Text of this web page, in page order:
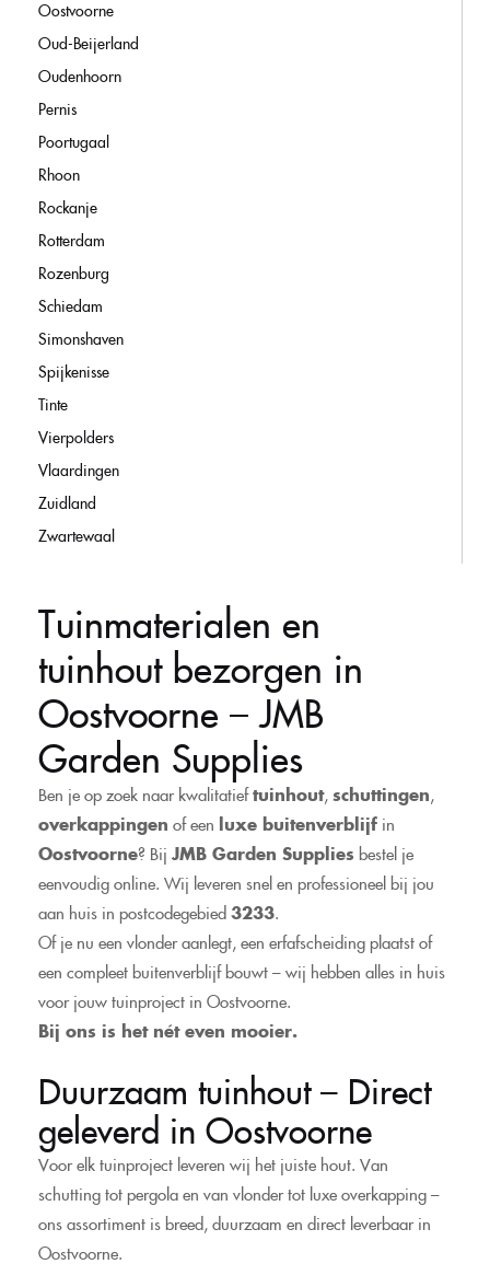
Oostvoorne
Oud-Beijerland
Oudenhoorn
Pernis
Poortugaal
Rhoon
Rockanje
Rotterdam
Rozenburg
Schiedam
Simonshaven
Spijkenisse
Tinte
Vierpolders
Vlaardingen
Zuidland
Zwartewaal
Tuinmaterialen en
tuinhout bezorgen in
Oostvoorne – JMB
Garden Supplies
Ben je op zoek naar kwalitatieftuinhout,schuttingen,
overkappingen of een luxe buitenverblijf in
Oostvoorne? Bij JMB Garden Supplies bestel je
eenvoudig online. Wij leveren snel en professioneel bij jou
aan huis in postcodegebied3233.
Of je nu een vlonder aanlegt, een erfafscheiding plaatst of
een compleet buitenverblijf bouwt – wij hebben alles in huis
voor jouw tuinproject in Oostvoorne.
Bij ons is het nét even mooier.
Duurzaam tuinhout – Direct
geleverd in Oostvoorne
Voor elk tuinproject leveren wij het juiste hout. Van
schutting tot pergola en van vlonder tot luxe overkapping –
ons assortiment is breed, duurzaam en direct leverbaar in
Oostvoorne.